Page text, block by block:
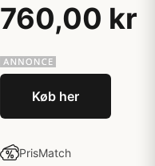
760,00 kr
Køb her
PrisMatch